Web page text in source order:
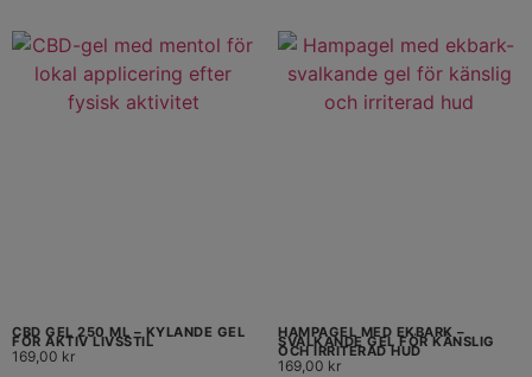
CBD GEL 250 ML – KYLANDE GEL
FÖR AKTIV LIVSSTIL
169,00 kr
HAMPAGEL MED EKBARK –
SVALKANDE GEL FÖR KÄNSLIG
OCH IRRITERAD HUD
169,00 kr